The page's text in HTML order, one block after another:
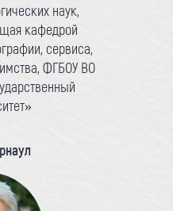
наук,
кафедрой
сервиса,
ФГБОУ ВО